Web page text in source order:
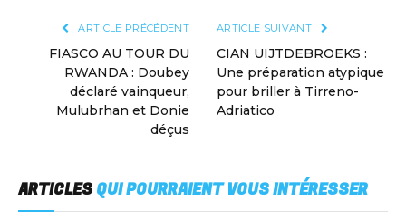
ARTICLE PRÉCÉDENT
FIASCO AU TOUR DU
RWANDA : Doubey
déclaré vainqueur,
Mulubrhan et Donie
déçus
ARTICLE SUIVANT
CIAN UIJTDEBROEKS :
Une préparation atypique
pour briller à Tirreno-
Adriatico
ARTICLES QUI POURRAIENT VOUS INTÉRESSER